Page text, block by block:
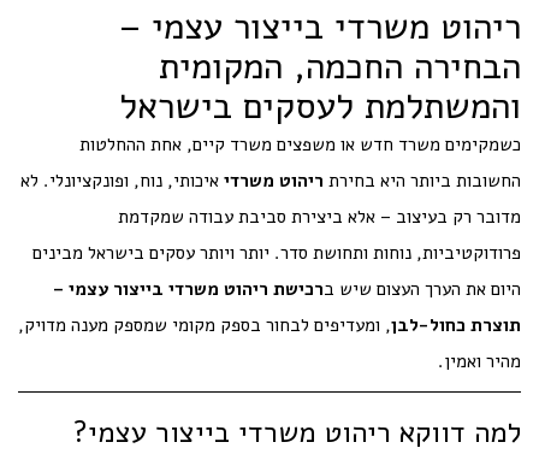
ריהוט משרדי בייצור עצמי –
הבחירה החכמה, המקומית
והמשתלמת לעסקים בישראל
כשמקימים משרד חדש או משפצים משרד קיים, אחת ההחלטות
החשובות ביותר היא בחירת ריהוט משרדי איכותי, נוח, ופונקציונלי. לא
מדובר רק בעיצוב – אלא ביצירת סביבת עבודה שמקדמת
פרודוקטיביות, נוחות ותחושת סדר. יותר ויותר עסקים בישראל מבינים
היום את הערך העצום שיש ברכישת ריהוט משרדי בייצור עצמי –
תוצרת כחול-לבן, ומעדיפים לבחור בספק מקומי שמספק מענה מדויק,
מהיר ואמין.
למה דווקא ריהוט משרדי בייצור עצמי?